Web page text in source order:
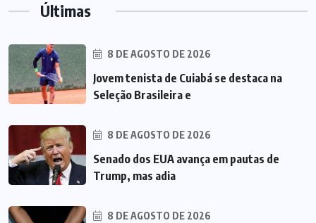
Últimas
8 DE AGOSTO DE 2026
Jovem tenista de Cuiabá se destaca na
Seleção Brasileira e
8 DE AGOSTO DE 2026
Senado dos EUA avança em pautas de
Trump, mas adia
8 DE AGOSTO DE 2026